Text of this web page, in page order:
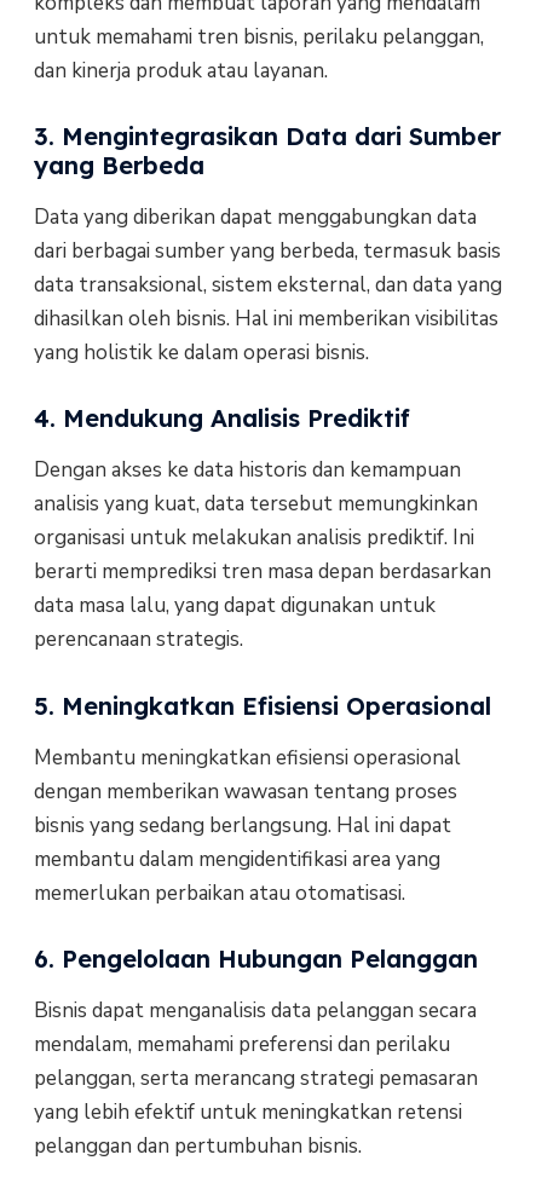
untuk memahami tren bisnis, perilaku pelanggan,
dan kinerja produk atau layanan.
3. Mengintegrasikan Data dari Sumber
yang Berbeda
Data yang diberikan dapat menggabungkan data
dari berbagai sumber yang berbeda, termasuk basis
data transaksional, sistem eksternal, dan data yang
dihasilkan oleh bisnis. Hal ini memberikan visibilitas
yang holistik ke dalam operasi bisnis.
4. Mendukung Analisis Prediktif
Dengan akses ke data historis dan kemampuan
analisis yang kuat, data tersebut memungkinkan
organisasi untuk melakukan analisis prediktif. Ini
berarti memprediksi tren masa depan berdasarkan
data masa lalu, yang dapat digunakan untuk
perencanaan strategis.
5. Meningkatkan Efisiensi Operasional
Membantu meningkatkan efisiensi operasional
dengan memberikan wawasan tentang proses
bisnis yang sedang berlangsung. Hal ini dapat
membantu dalam mengidentifikasi area yang
memerlukan perbaikan atau otomatisasi.
6. Pengelolaan Hubungan Pelanggan
Bisnis dapat menganalisis data pelanggan secara
mendalam, memahami preferensi dan perilaku
pelanggan, serta merancang strategi pemasaran
yang lebih efektif untuk meningkatkan retensi
pelanggan dan pertumbuhan bisnis.